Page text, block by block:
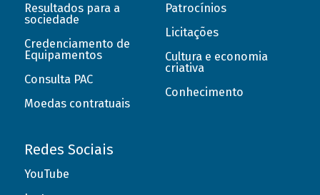
Resultados para a
sociedade
Credenciamento de
Equipamentos
Consulta PAC
Moedas contratuais
Patrocínios
Licitações
Cultura e economia
criativa
Conhecimento
Redes Sociais
YouTube